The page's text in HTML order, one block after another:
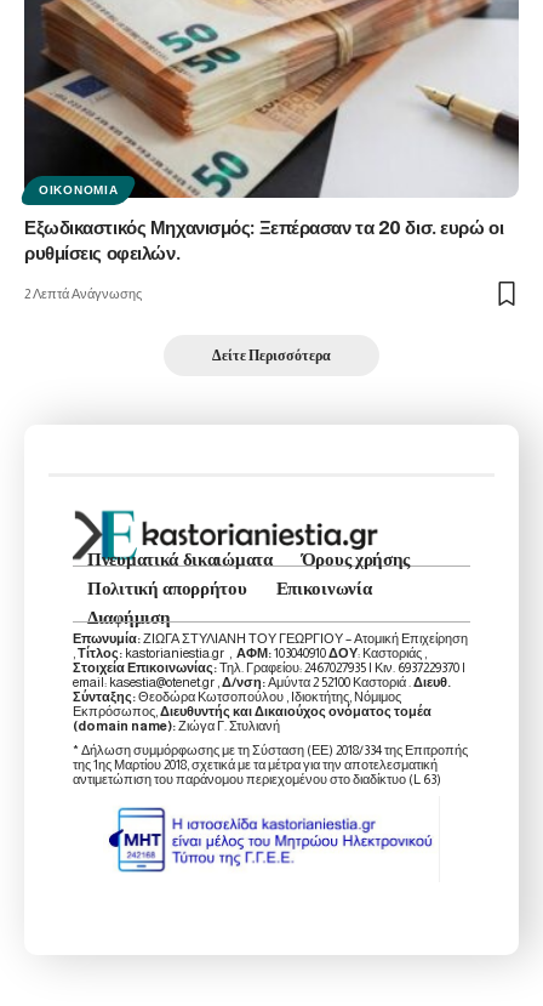
ΟΙΚΟΝΟΜΊΑ
Εξωδικαστικός Μηχανισμός: Ξεπέρασαν τα 20 δισ. ευρώ οι
ρυθμίσεις οφειλών.
2 Λεπτά Ανάγνωσης
Δείτε Περισσότερα
Πνευματικά δικαιώματα
Όρους χρήσης
Πολιτική απορρήτου
Επικοινωνία
Διαφήμιση
Επωνυμία:ΖΙΩΓΑ ΣΤΥΛΙΑΝΗ ΤΟΥ ΓΕΩΡΓΙΟΥ – Ατομική Επιχείρηση
Τίτλος: kastorianiestia.gr , ΑΦΜ:103040910ΔΟΥ: Καστοριάς ,
Στοιχεία Επικοινωνίας:Τηλ. Γραφείου: 2467027935 | Κιν. 6937229370 |
email: kasestia@otenet.gr , Δ/νση:Αμύντα 2 52100 Καστοριά . Διευθ.
Σύνταξης:Θεοδώρα Κωτσοπούλου , Ιδιοκτήτης, Νόμιμος
Εκπρόσωπος, Διευθυντής και Δικαιούχος ονόματος τομέα
(domain name):Ζιώγα Γ. Στυλιανή
* Δήλωση συμμόρφωσης με τη Σύσταση (ΕΕ) 2018/334 της Επιτροπής
της 1ης Μαρτίου 2018, σχετικά με τα μέτρα για την αποτελεσματική
αντιμετώπιση του παράνομου περιεχομένου στο διαδίκτυο (L 63)